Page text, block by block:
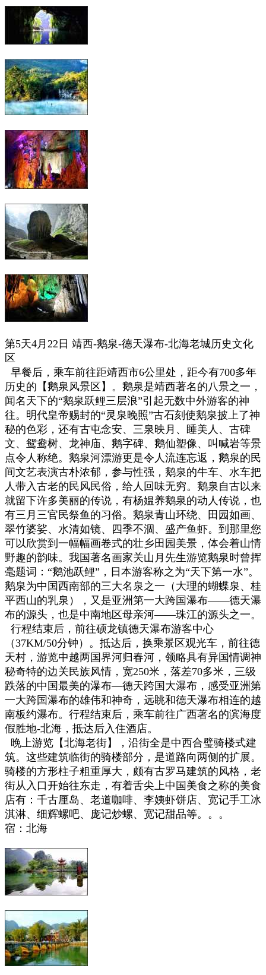
第5天4月22日 靖西-鹅泉-德天瀑布-北海老城历史文化
区
早餐后，乘车前往距靖西市6公里处，距今有700多年
历史的【鹅泉风景区】。鹅泉是靖西著名的八景之一，
闻名天下的“鹅泉跃鲤三层浪”引起无数中外游客的神
往。明代皇帝赐封的“灵泉晚照”古石刻使鹅泉披上了神
秘的色彩，还有古屯念安、三泉映月、睡美人、古碑
文、鸳鸯树、龙神庙、鹅字碑、鹅仙塑像、叫喊岩等景
点令人称绝。鹅泉河漂游更是令人流连忘返，鹅泉的民
间文艺表演古朴浓郁，参与性强，鹅泉的牛车、水车把
人带入古老的民风民俗，给人回味无穷。鹅泉自古以来
就留下许多美丽的传说，有杨媪养鹅泉的动人传说，也
有三月三官民祭鱼的习俗。鹅泉青山环绕、田园如画、
翠竹婆娑、水清如镜、四季不涸、盛产鱼虾。到那里您
可以欣赏到一幅幅画卷式的壮乡田园美景，体会着山情
野趣的韵味。我国著名画家关山月先生游览鹅泉时曾挥
毫题词：“鹅池跃鲤”，日本游客称之为“天下第一水”。
鹅泉为中国西南部的三大名泉之一（大理的蝴蝶泉、桂
平西山的乳泉），又是亚洲第一大跨国瀑布——德天瀑
布的源头，也是中南地区母亲河——珠江的源头之一。
行程结束后，前往硕龙镇德天瀑布游客中心
（37KM/50分钟）。抵达后，换乘景区观光车，前往德
天村，游览中越两国界河归春河，领略具有异国情调神
秘奇特的边关民族风情，宽250米，落差70多米，三级
跌落的中国最美的瀑布—德天跨国大瀑布，感受亚洲第
一大跨国瀑布的雄伟和神奇，远眺和德天瀑布相连的越
南板约瀑布。行程结束后，乘车前往广西著名的滨海度
假胜地-北海，抵达后入住酒店。
晚上游览【北海老街】，沿街全是中西合璧骑楼式建
筑。这些建筑临街的骑楼部分，是道路向两侧的扩展。
骑楼的方形柱子粗重厚大，颇有古罗马建筑的风格，老
街从入口开始往东走，有着舌尖上中国美食之称的美食
店有：千古厘岛、老道咖啡、李姨虾饼店、宽记手工冰
淇淋、细辉螺吧、庞记炒螺、宽记甜品等。。。
宿：北海